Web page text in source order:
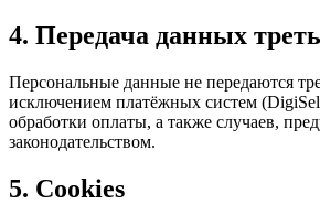
4. Передача данных
Персональные данные не передаются
исключением платёжных систем
обработки оплаты, а также случаев,
законодательством.
5. Cookies